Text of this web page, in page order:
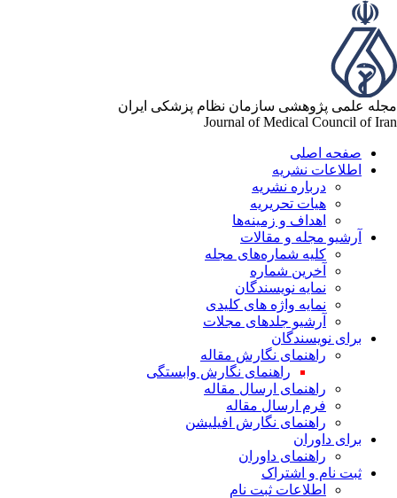
علمی پژوهشی سازمان نظام پزشکی ایران
Journal of Medical Council of
صفحه اصلی
اطلاعات نشریه
درباره نشریه
هیات تحریریه
اهداف و زمینه‌ها
آرشیو مجله و مقالات
کلیه شماره‌های مجله
آخرین شماره
نمایه نویسندگان
نمایه واژه های کلیدی
آرشیو جلدهای مجلات
برای نویسندگان
راهنمای نگارش مقاله
راهنمای نگارش وابستگی
راهنمای ارسال مقاله
فرم ارسال مقاله
راهنمای نگارش افیلیشن
برای داوران
راهنمای داوران
ثبت نام و اشتراک
اطلاعات ثبت نام